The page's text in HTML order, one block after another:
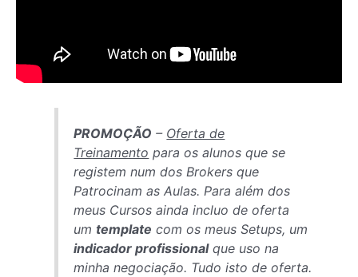
PROMOÇÃO – Oferta de
Treinamento para os alunos que se
registem num dos Brokers que
Patrocinam as Aulas. Para além dos
meus Cursos ainda incluo de oferta
umtemplate com os meus Setups, um
indicador profissionalque uso na
minha negociação. Tudo isto de oferta.